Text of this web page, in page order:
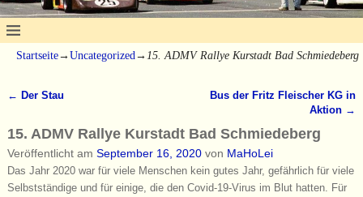
Startseite→ Uncategorized → 15. ADMV Rallye Kurstadt Bad Schmiedeberg
← Der Stau
Bus der Fritz Fleischer KG in
Aktion →
15. ADMV Rallye Kurstadt Bad Schmiedeberg
Veröffentlicht am September 16, 2020 von MaHoLei
Das Jahr 2020 war für viele Menschen kein gutes Jahr, gefährlich für viele
Selbstständige und für einige, die den Covid-19-Virus im Blut hatten. Für